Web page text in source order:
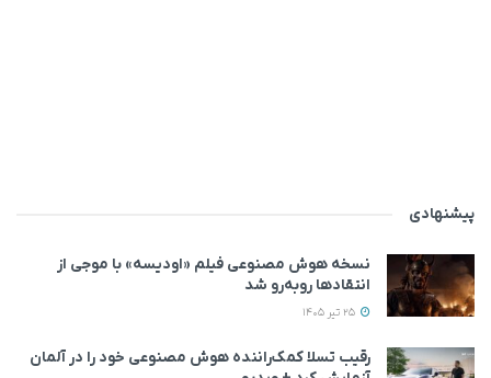
پیشنهادی
نسخه هوش مصنوعی فیلم «اودیسه» با موجی از
انتقادها روبه‌رو شد
رقیب تسلا کمک‌راننده هوش مصنوعی خود را در آلمان